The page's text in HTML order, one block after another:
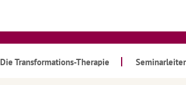
Die Transformations-Therapie Seminarleiter